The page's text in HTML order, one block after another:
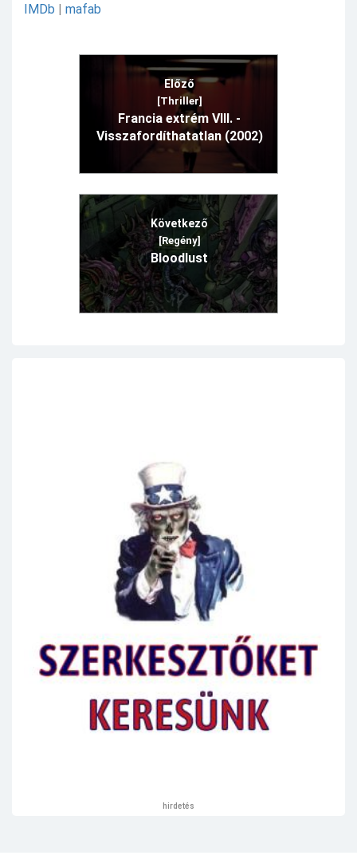
IMDb | mafab
Előző
[Thriller]
Francia extrém VIII. -
Visszafordíthatatlan (2002)
Következő
[Regény]
Bloodlust
hirdetés